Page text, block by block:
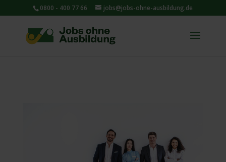
0800 - 400 77 66 jobs@jobs-ohne-ausbildung.de